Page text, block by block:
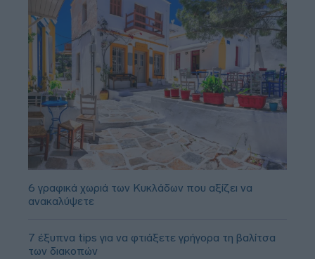
6 γραφικά χωριά των Κυκλάδων που αξίζει να
ανακαλύψετε
7 έξυπνα tips για να φτιάξετε γρήγορα τη βαλίτσα
των διακοπών